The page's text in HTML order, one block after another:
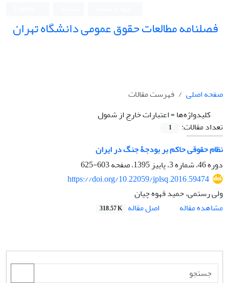
فصلنامه مطالعات حقوق عمومی دانشگاه تهران
صفحه اصلی
فهرست مقالات
کلیدواژه‌ها =اعتبارات خارج از شمول
تعداد مقالات:
1
نظام حقوقی حاکم بر بودجۀ جنگ در ایران
دوره 46، شماره 3، پاییز 1395، صفحه
603-625
https://doi.org/10.22059/jplsq.2016.59474
ولی رستمی، حمید قهوه چیان
مشاهده مقاله
اصل مقاله 318.57 K